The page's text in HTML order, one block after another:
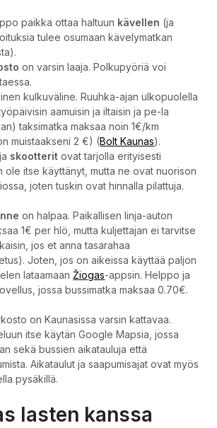
paikka ottaa haltuun kävellen (ja
tulee osumaan kävelymatkan
on varsin laaja. Polkupyöriä voi
kulkuväline. Ruuhka-ajan ulkopuolella
aamuisin ja iltaisin ja pe-la
taksimatka maksaa noin 1€/km
muistaakseni 2 €) (Bolt Kaunas).
ja skootteritovat tarjolla erityisesti
ole itse käyttänyt, mutta ne ovat nuorison
joten tuskin ovat hinnalla pilattuja.
on halpaa. Paikallisen linja-auton
1€ per hlö, mutta kuljettajan ei tarvitse
jos et anna tasarahaa
Joten, jos on aikeissa käyttää paljon
lataamaanŽiogas-appsin. Helppo ja
jossa bussimatka maksaa 0.70€.
on Kaunasissa varsin kattavaa.
itse käytän Google Mapsia, jossa
sekä bussien aikatauluja että
Aikataulut ja saapumisajat ovat myös
pysäkillä.
lasten kanssa